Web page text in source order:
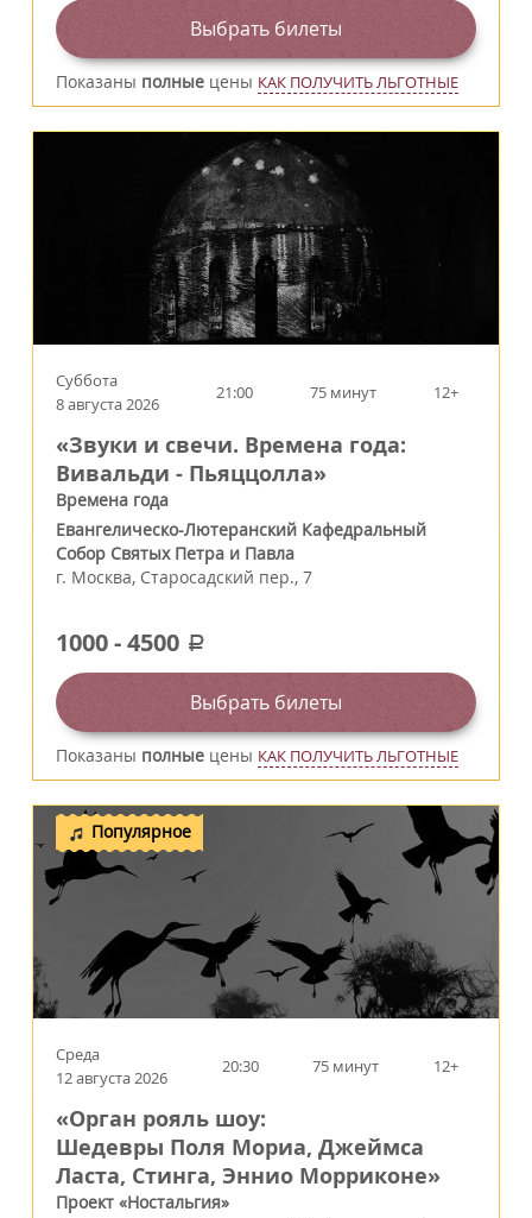
Выбрать билеты
Показаны полные цены КАК ПОЛУЧИТЬ ЛЬГОТНЫЕ
Суббота
8 августа 2026
21:00 75 минут 12+
«Звуки и свечи. Времена года:
Вивальди - Пьяццолла»
Времена года
Евангелическо-Лютеранский Кафедральный
Собор Святых Петра и Павла
г. Москва, Старосадский пер., 7
1000-4500 a
Выбрать билеты
Показаны полные цены КАК ПОЛУЧИТЬ ЛЬГОТНЫЕ
Популярное
Среда
12 августа 2026
20:30 75 минут 12+
«Орган рояль шоу:
Шедевры Поля Мориа, Джеймса
Ласта, Стинга, Эннио Морриконе»
Проект «Ностальгия»